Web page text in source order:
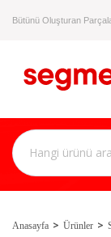
Bütünü Oluşturan
Anasayfa Ürünler